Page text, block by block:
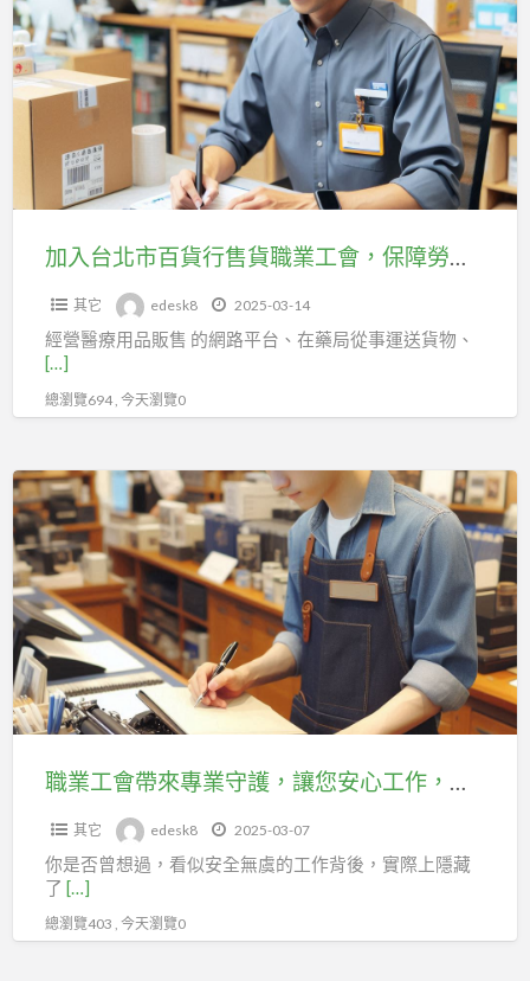
職
業
工
會，
讓
你
的
固！
台
北
市
百
貨
行
售
會，
勞
動
權
益，
助
你
在
職
場
量！
加入台北市百貨行售貨職業工會，保障勞動權益，助你在職場上更有力量！
其它 edesk8 2025-03-14
經營醫療用品販售 的網路平台、在藥局從事運送貨物、
[…]
總瀏覽694 , 今天瀏覽0
職
業
工
會
帶
來
專
業
守
護，
職業工會帶來專業守護，讓您安心工作，無後顧之憂！
其它 edesk8 2025-03-07
你是否曾想過，看似安全無虞的工作背後，實際上隱藏
了 […]
總瀏覽403 , 今天瀏覽0